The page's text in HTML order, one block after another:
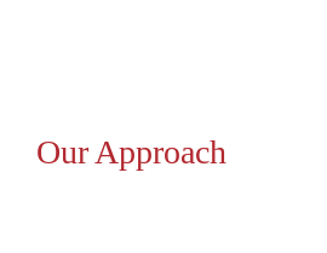
Our Approach